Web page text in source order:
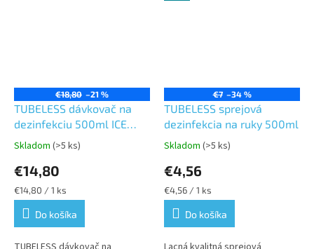
€18,80 –21 %
TUBELESS dávkovač na
dezinfekciu 500ml ICE
BLUE
Priemerné
produktu
je
5,0
5
hviezdičiek.
Skladom (>5 ks)
€14,80
Jednotková
cena:
€14,80 / 1 ks
Do košíka
€7 –34 %
TUBELESS sprejová
dezinfekcia na ruky 500ml
Priemerné
produktu
je
5,0
5
hviezdičiek.
Skladom (>5 ks)
€4,56
Jednotková
cena:
€4,56 / 1 ks
Do košíka